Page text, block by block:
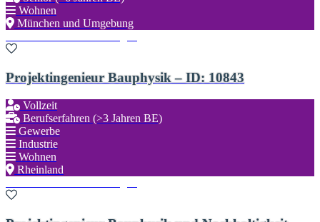
Wohnen
München und Umgebung
Projektingenieur Bauphysik – ID: 10843
Vollzeit
Berufserfahren (>3 Jahren BE)
Gewerbe
Industrie
Wohnen
Rheinland